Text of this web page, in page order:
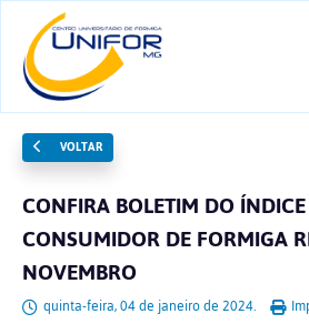
VOLTAR
CONFIRA BOLETIM DO
CONSUMIDOR DE FORMIGA
NOVEMBRO
quinta-feira, 04 de janeiro de 2024.